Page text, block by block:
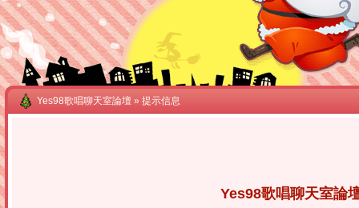
Yes98歌唱聊天室論壇 » 提示信息
Yes98歌唱聊天室論